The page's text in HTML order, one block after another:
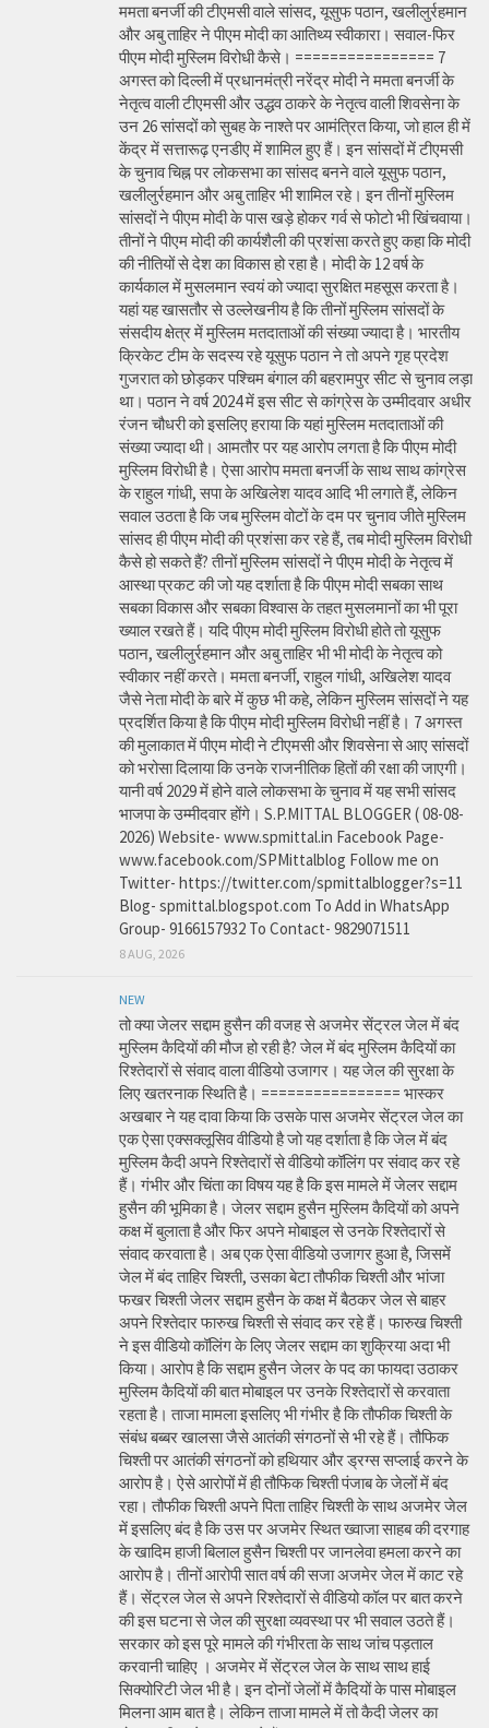
ममता बनर्जी की टीएमसी वाले सांसद, यूसुफ पठान, खलीलुर्रहमान
और अबु ताहिर ने पीएम मोदी का आतिथ्य स्वीकारा। सवाल-फिर
पीएम मोदी मुस्लिम विरोधी कैसे। ================ 7
अगस्त को दिल्ली में प्रधानमंत्री नरेंद्र मोदी ने ममता बनर्जी के
नेतृत्व वाली टीएमसी और उद्धव ठाकरे के नेतृत्व वाली शिवसेना के
उन 26 सांसदों को सुबह के नाश्ते पर आमंत्रित किया, जो हाल ही में
केंद्र में सत्तारूढ़ एनडीए में शामिल हुए हैं। इन सांसदों में टीएमसी
के चुनाव चिह्न पर लोकसभा का सांसद बनने वाले यूसुफ पठान,
खलीलुर्रहमान और अबु ताहिर भी शामिल रहे। इन तीनों मुस्लिम
सांसदों ने पीएम मोदी के पास खड़े होकर गर्व से फोटो भी खिंचवाया।
तीनों ने पीएम मोदी की कार्यशैली की प्रशंसा करते हुए कहा कि मोदी
की नीतियों से देश का विकास हो रहा है। मोदी के 12 वर्ष के
कार्यकाल में मुसलमान स्वयं को ज्यादा सुरक्षित महसूस करता है।
यहां यह खासतौर से उल्लेखनीय है कि तीनों मुस्लिम सांसदों के
संसदीय क्षेत्र में मुस्लिम मतदाताओं की संख्या ज्यादा है। भारतीय
क्रिकेट टीम के सदस्य रहे यूसुफ पठान ने तो अपने गृह प्रदेश
गुजरात को छोड़कर पश्चिम बंगाल की बहरामपुर सीट से चुनाव लड़ा
था। पठान ने वर्ष 2024 में इस सीट से कांग्रेस के उम्मीदवार अधीर
रंजन चौधरी को इसलिए हराया कि यहां मुस्लिम मतदाताओं की
संख्या ज्यादा थी। आमतौर पर यह आरोप लगता है कि पीएम मोदी
मुस्लिम विरोधी है। ऐसा आरोप ममता बनर्जी के साथ साथ कांग्रेस
के राहुल गांधी, सपा के अखिलेश यादव आदि भी लगाते हैं, लेकिन
सवाल उठता है कि जब मुस्लिम वोटों के दम पर चुनाव जीते मुस्लिम
सांसद ही पीएम मोदी की प्रशंसा कर रहे हैं, तब मोदी मुस्लिम विरोधी
कैसे हो सकते हैं? तीनों मुस्लिम सांसदों ने पीएम मोदी के नेतृत्व में
आस्था प्रकट की जो यह दर्शाता है कि पीएम मोदी सबका साथ
सबका विकास और सबका विश्वास के तहत मुसलमानों का भी पूरा
ख्याल रखते हैं। यदि पीएम मोदी मुस्लिम विरोधी होते तो यूसुफ
पठान, खलीलुर्रहमान और अबु ताहिर भी भी मोदी के नेतृत्व को
स्वीकार नहीं करते। ममता बनर्जी, राहुल गांधी, अखिलेश यादव
जैसे नेता मोदी के बारे में कुछ भी कहे, लेकिन मुस्लिम सांसदों ने यह
प्रदर्शित किया है कि पीएम मोदी मुस्लिम विरोधी नहीं है। 7 अगस्त
की मुलाकात में पीएम मोदी ने टीएमसी और शिवसेना से आए सांसदों
को भरोसा दिलाया कि उनके राजनीतिक हितों की रक्षा की जाएगी।
यानी वर्ष 2029 में होने वाले लोकसभा के चुनाव में यह सभी सांसद
भाजपा के उम्मीदवार होंगे। S.P.MITTAL BLOGGER ( 08-08-
2026) Website- www.spmittal.in Facebook Page-
www.facebook.com/SPMittalblog Follow me on
Twitter- https://twitter.com/spmittalblogger?s=11
Blog- spmittal.blogspot.com To Add in WhatsApp
Group- 9166157932 To Contact- 9829071511
8 AUG, 2026
NEW
तो क्या जेलर सद्दाम हुसैन की वजह से अजमेर सेंट्रल जेल में बंद
मुस्लिम कैदियों की मौज हो रही है? जेल में बंद मुस्लिम कैदियों का
रिश्तेदारों से संवाद वाला वीडियो उजागर। यह जेल की सुरक्षा के
लिए खतरनाक स्थिति है। ================ भास्कर
अखबार ने यह दावा किया कि उसके पास अजमेर सेंट्रल जेल का
एक ऐसा एक्सक्लूसिव वीडियो है जो यह दर्शाता है कि जेल में बंद
मुस्लिम कैदी अपने रिश्तेदारों से वीडियो कॉलिंग पर संवाद कर रहे
हैं। गंभीर और चिंता का विषय यह है कि इस मामले में जेलर सद्दाम
हुसैन की भूमिका है। जेलर सद्दाम हुसैन मुस्लिम कैदियों को अपने
कक्ष में बुलाता है और फिर अपने मोबाइल से उनके रिश्तेदारों से
संवाद करवाता है। अब एक ऐसा वीडियो उजागर हुआ है, जिसमें
जेल में बंद ताहिर चिश्ती, उसका बेटा तौफीक चिश्ती और भांजा
फखर चिश्ती जेलर सद्दाम हुसैन के कक्ष में बैठकर जेल से बाहर
अपने रिश्तेदार फारुख चिश्ती से संवाद कर रहे हैं। फारुख चिश्ती
ने इस वीडियो कॉलिंग के लिए जेलर सद्दाम का शुक्रिया अदा भी
किया। आरोप है कि सद्दाम हुसैन जेलर के पद का फायदा उठाकर
मुस्लिम कैदियों की बात मोबाइल पर उनके रिश्तेदारों से करवाता
रहता है। ताजा मामला इसलिए भी गंभीर है कि तौफीक चिश्ती के
संबंध बब्बर खालसा जैसे आतंकी संगठनों से भी रहे हैं। तौफिक
चिश्ती पर आतंकी संगठनों को हथियार और ड्रग्स सप्लाई करने के
आरोप है। ऐसे आरोपों में ही तौफिक चिश्ती पंजाब के जेलों में बंद
रहा। तौफीक चिश्ती अपने पिता ताहिर चिश्ती के साथ अजमेर जेल
में इसलिए बंद है कि उस पर अजमेर स्थित ख्वाजा साहब की दरगाह
के खादिम हाजी बिलाल हुसैन चिश्ती पर जानलेवा हमला करने का
आरोप है। तीनों आरोपी सात वर्ष की सजा अजमेर जेल में काट रहे
हैं। सेंट्रल जेल से अपने रिश्तेदारों से वीडियो कॉल पर बात करने
की इस घटना से जेल की सुरक्षा व्यवस्था पर भी सवाल उठते हैं।
सरकार को इस पूरे मामले की गंभीरता के साथ जांच पड़ताल
करवानी चाहिए । अजमेर में सेंट्रल जेल के साथ साथ हाई
सिक्योरिटी जेल भी है। इन दोनों जेलों में कैदियों के पास मोबाइल
मिलना आम बात है। लेकिन ताजा मामले में तो कैदी जेलर का